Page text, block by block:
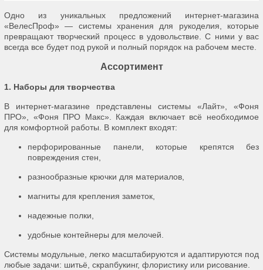
Одно из уникальных предложений интернет-магазина
«ВелесПроф» — системы хранения для рукоделия, которые
превращают творческий процесс в удовольствие. С ними у вас
всегда все будет под рукой и полный порядок на рабочем месте.
Ассортимент
1. Наборы для творчества
В интернет-магазине представлены системы «Лайт», «Фоня
ПРО», «Фоня ПРО Макс». Каждая включает всё необходимое
для комфортной работы. В комплект входят:
перфорированные панели, которые крепятся без
повреждения стен,
разнообразные крючки для материалов,
магниты для крепления заметок,
надежные полки,
удобные контейнеры для мелочей.
Системы модульные, легко масштабируются и адаптируются под
любые задачи: шитьё, скрапбукинг, флористику или рисование.